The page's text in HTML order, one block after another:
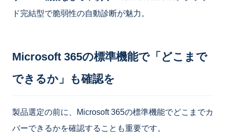
ド完結型で脆弱性の自動診断が魅力。
Microsoft 365の標準機能で「どこまで
できるか」も確認を
製品選定の前に、Microsoft 365の標準機能でどこまでカ
バーできるかを確認することも重要です。